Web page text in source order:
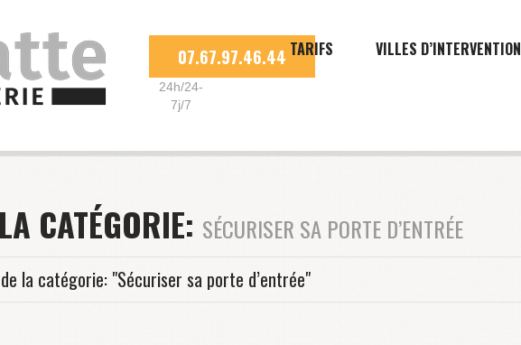
07.67.97.46.44
24h/24-
7j/7
TARIFS VILLES D’INTERVENTION
CATÉGORIE: SÉCURISER SA PORTE D’ENTRÉE
la catégorie: "Sécuriser sa porte d’entrée"